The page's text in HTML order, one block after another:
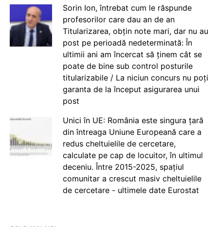
Sorin Ion, întrebat cum le răspunde
profesorilor care dau an de an
Titularizarea, obțin note mari, dar nu au
post pe perioadă nedeterminată: În
ultimii ani am încercat să ținem cât se
poate de bine sub control posturile
titularizabile / La niciun concurs nu poți
garanta de la început asigurarea unui
post
Unici în UE: România este singura țară
din întreaga Uniune Europeană care a
redus cheltuielile de cercetare,
calculate pe cap de locuitor, în ultimul
deceniu. Între 2015-2025, spațiul
comunitar a crescut masiv cheltuielile
de cercetare - ultimele date Eurostat